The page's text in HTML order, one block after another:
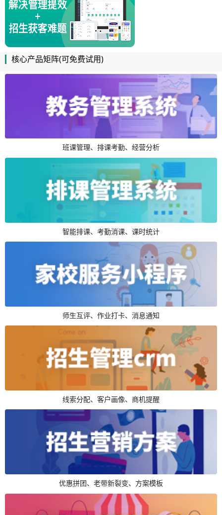
核心产品矩阵(可免费试用)
班课管理、排课考勤、经营分析
智能排课、考勤消课、课时统计
师生互评、作业打卡、消息通知
线索分配、客户画像、商机提醒
优惠拼团、老带新裂变、方案模板